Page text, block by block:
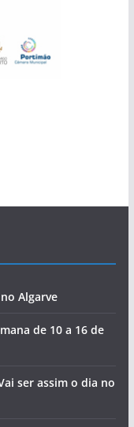
Algarve
de 10 a 16 de
ser assim o dia no